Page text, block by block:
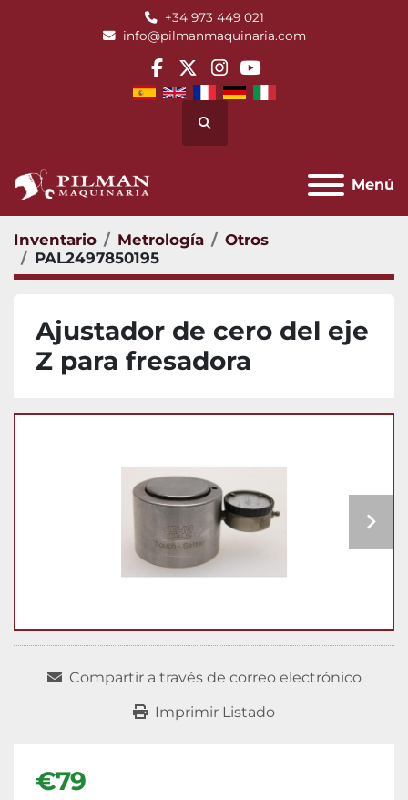
+34 973 449 021
info@pilmanmaquinaria.com
facebook
twitterinstagram
youtube
Buscar
Menú
Inventario Metrología
Otros
PAL2497850195
Ajustador de cero del eje
Z para fresadora
Compartir a través de correo electrónico
Imprimir Listado
€79